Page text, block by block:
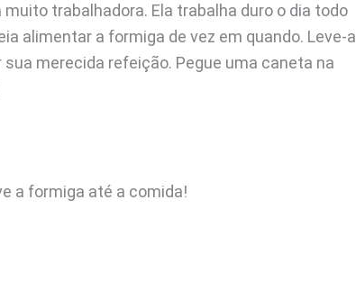
trabalhadora. Ela trabalha duro o dia todo
alimentar a formiga de vez em quando. Leve-a
merecida refeição. Pegue uma caneta na
a formiga até a comida!